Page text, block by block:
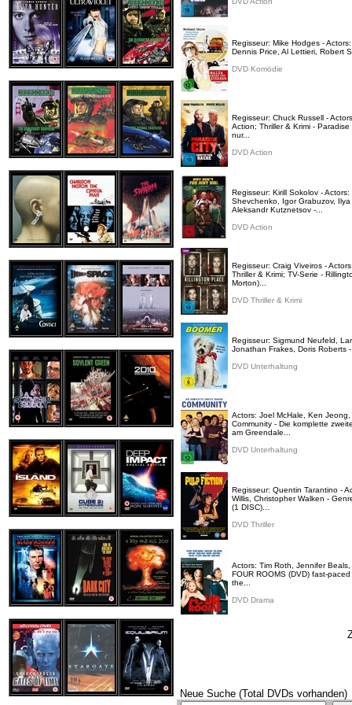
Regisseur: Mike Hodges -
Dennis Price, Al Lettieri, Robert
DVD Komödie
Regisseur: Chuck Russell -
Action; Thriller & Krimi -
nur...
DVD Action
Regisseur: Kirill Sokolov -
Shevchenko, Igor Grabuzov,
Aleksandr Kutznetsov -...
DVD Action
Regisseur: Craig Viveiros -
Thriller & Krimi; TV-Serie -
Morton)...
DVD Thriller & Krimi
Regisseur: Sigmund Neufeld,
Jonathan Frakes, Doris Roberts
DVD Unterhaltung
Actors: Joel McHale, Ken
Community - Die komplette
am Greendale...
DVD Unterhaltung
Regisseur: Quentin Tarantino -
Willis, Christopher Walken -
(1 DISC)...
DVD Thriller
Actors: Tim Roth, Jennifer
FOUR ROOMS (DVD) fast-
the...
DVD Drama
Neue Suche (Total DVDs vorhanden)